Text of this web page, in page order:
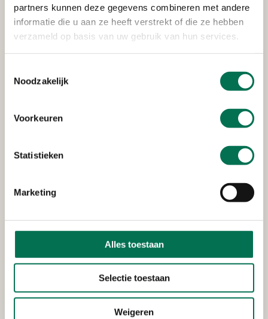
partners kunnen deze gegevens combineren met andere
informatie die u aan ze heeft verstrekt of die ze hebben
verzameld op basis van uw gebruik van hun services.
Noodzakelijk
Voorkeuren
Statistieken
Marketing
Alles toestaan
Selectie toestaan
Weigeren